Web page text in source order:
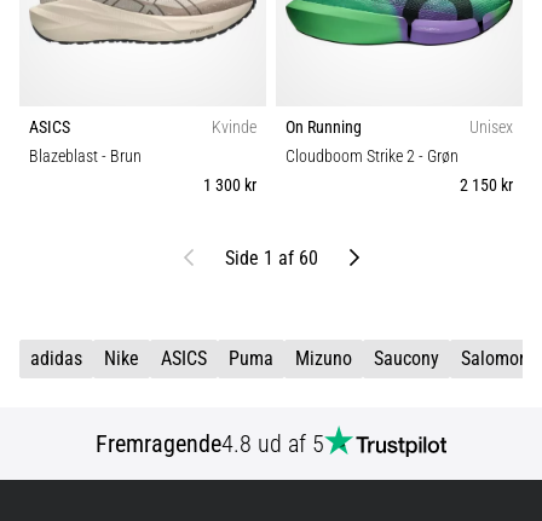
ASICS
Kvinde
Blazeblast- Brun
1 300 kr
On Running
Unisex
Cloudboom Strike 2- Grøn
2 150 kr
TidligereSide 1 af 60 Næste
adidas Nike ASICS Puma Mizuno Saucony Salomon
Fremragende4.8 ud af 5